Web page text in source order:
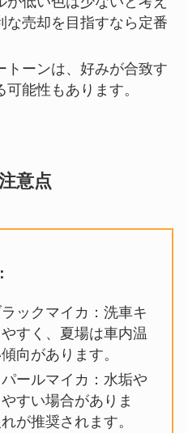
な売却を目指すなら定番
ーンは、好みが合致す
能性もあります。
意点
ックマイカ：洗車キ
すく、夏場は車内温
向があります。
ールマイカ：水垢や
すい場合がありま
が推奨されます。